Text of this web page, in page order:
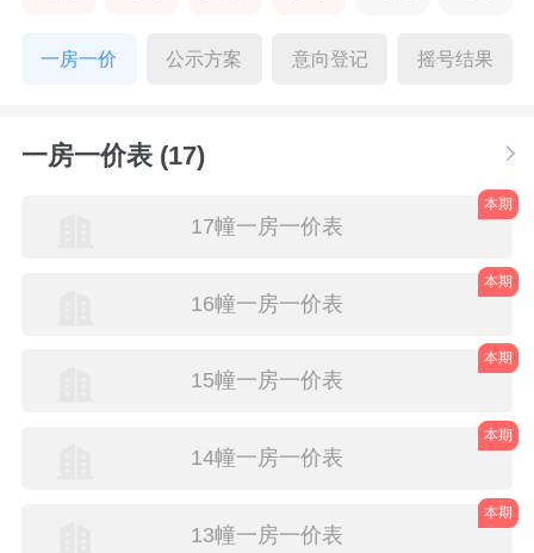
一房一价 公示方案 意向登记 摇号结果
一房一价表 (17)
17幢一房一价表
本期
16幢一房一价表
本期
15幢一房一价表
本期
14幢一房一价表
本期
13幢一房一价表
本期